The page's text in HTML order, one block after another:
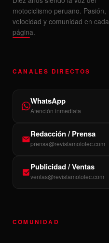
motociclismo peruano. Pasión,
velocidad y comunidad en cada
página.
CANALES DIRECTOS
WhatsApp
Atención inmediata
Redacción / Prensa
prensa@revistamototec.com
Publicidad / Ventas
ventas@revistamototec.com
COMUNIDAD